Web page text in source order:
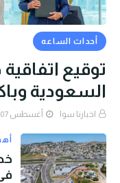
أحداث الساعه
توقيع
السعودية
اخبارنا سوا أغسطس 07, 2026